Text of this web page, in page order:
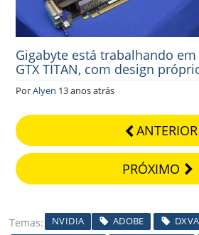
Gigabyte está trabalhando
GTX TITAN, com design
PorAlyen 13 anos atrás
ANTERIOR
PRÓXIMO
Temas NVIDIA ADOBE DXVA